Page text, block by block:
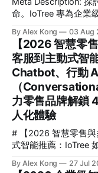
CTO、安全與營運總
理者而寫。我們將深
體協同優化，協助企
中，解鎖高達
能躍升。
命。IoTree 專為企業
實現全通路自動化收
話式商務革命】從流
化 AI Chatbot 與智慧
與 95% 客服成本縮減 💡 核心要點速覽 (Key Takeaways) * 🎯
核心解答：對話式商
AI 深度整合至全通路
觸點轉化為高轉化的
即收單」的無縫體驗。
By Alex Kong 03 Aug
【2026 智慧零
客服到主動式智
Chatbot、行動
（
力零售品牌解鎖
人化體驗
# 【2026 智慧零售
式智能推薦：IoTree
售品牌解鎖 45% 的高轉
By Alex Kong 27 Jul